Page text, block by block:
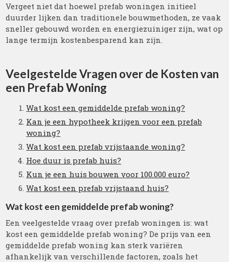
Vergeet niet dat hoewel prefab woningen initieel
duurder lijken dan traditionele bouwmethoden, ze vaak
sneller gebouwd worden en energiezuiniger zijn, wat op
lange termijn kostenbesparend kan zijn.
Veelgestelde Vragen over de Kosten van
een Prefab Woning
Wat kost een gemiddelde prefab woning?
Kan je een hypotheek krijgen voor een prefab
woning?
Wat kost een prefab vrijstaande woning?
Hoe duur is prefab huis?
Kun je een huis bouwen voor 100.000 euro?
Wat kost een prefab vrijstaand huis?
Wat kost een gemiddelde prefab woning?
Een veelgestelde vraag over prefab woningen is: wat
kost een gemiddelde prefab woning? De prijs van een
gemiddelde prefab woning kan sterk variëren
afhankelijk van verschillende factoren, zoals het